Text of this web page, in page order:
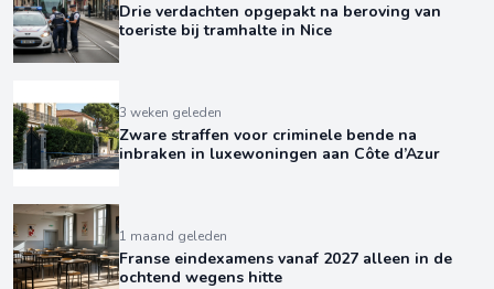
Drie verdachten opgepakt na beroving van
toeriste bij tramhalte in Nice
3 weken geleden
Zware straffen voor criminele bende na
inbraken in luxewoningen aan Côte d’Azur
1 maand geleden
Franse eindexamens vanaf 2027 alleen in de
ochtend wegens hitte